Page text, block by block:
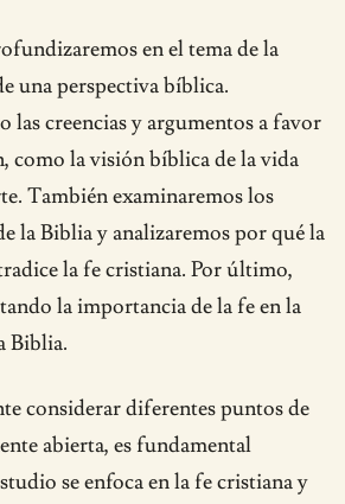
en el tema de la
una perspectiva bíblica.
las creencias y argumentos a favor
como la visión bíblica de la vida
También examinaremos los
la Biblia y analizaremos por qué la
la fe cristiana. Por último,
la importancia de la fe en la
Biblia.
considerar diferentes puntos de
abierta, es fundamental
se enfoca en la fe cristiana y